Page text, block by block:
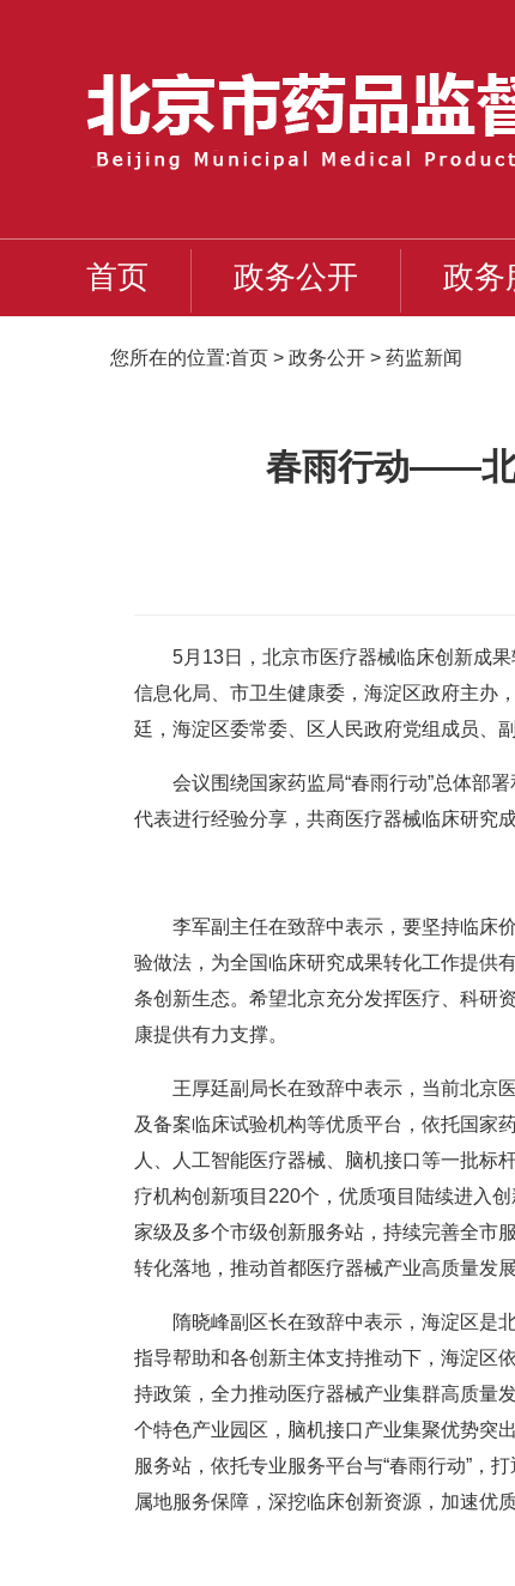
首页 政务公开 政务
您所在的位置:首页 > 政务公开 > 药监新闻
春雨行动——北
5月13日，北京市医疗器械临床创新成果
信息化局、市卫生健康委，海淀区政府主办
廷，海淀区委常委、区人民政府党组成员、
会议围绕国家药监局“春雨行动”总体部署
代表进行经验分享，共商医疗器械临床研究
李军副主任在致辞中表示，要坚持临床价
验做法，为全国临床研究成果转化工作提供
条创新生态。希望北京充分发挥医疗、科研
康提供有力支撑。
王厚廷副局长在致辞中表示，当前北京医
及备案临床试验机构等优质平台，依托国家
人、人工智能医疗器械、脑机接口等一批标
疗机构创新项目220个，优质项目陆续进入
家级及多个市级创新服务站，持续完善全市
转化落地，推动首都医疗器械产业高质量发展
隋晓峰副区长在致辞中表示，海淀区是北
指导帮助和各创新主体支持推动下，海淀区
持政策，全力推动医疗器械产业集群高质量
个特色产业园区，脑机接口产业集聚优势突
服务站，依托专业服务平台与“春雨行动”，
属地服务保障，深挖临床创新资源，加速优